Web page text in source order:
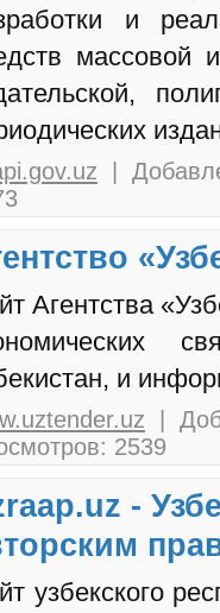
и
массовой
|
Агентства
и
|
2539
-
узбекского